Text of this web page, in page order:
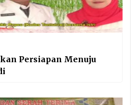
Persiapan Menuju